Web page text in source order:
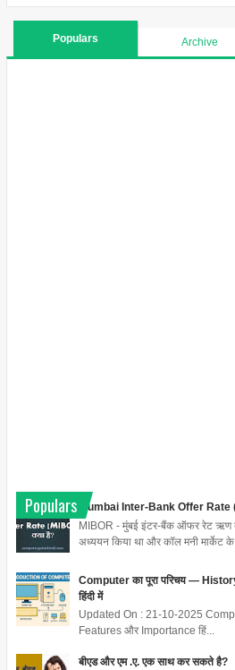
Populars Archive
Populars
Mumbai Inter-Bank Offer Rate
MIBOR - मुंबई इंटर-बैंक ऑफर रेट ऋण
अध्ययन किया था और कॉल मनी मार्केट के
Computer का पूरा परिचय —
हिंदी में
Updated On : 21-10-2025
Features और Importance हिं...
बीएड और एम .ए. एक साथ कर सकते है?